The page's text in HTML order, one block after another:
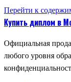
Перейти к
Купить диплом в
Официальная
любого уровня